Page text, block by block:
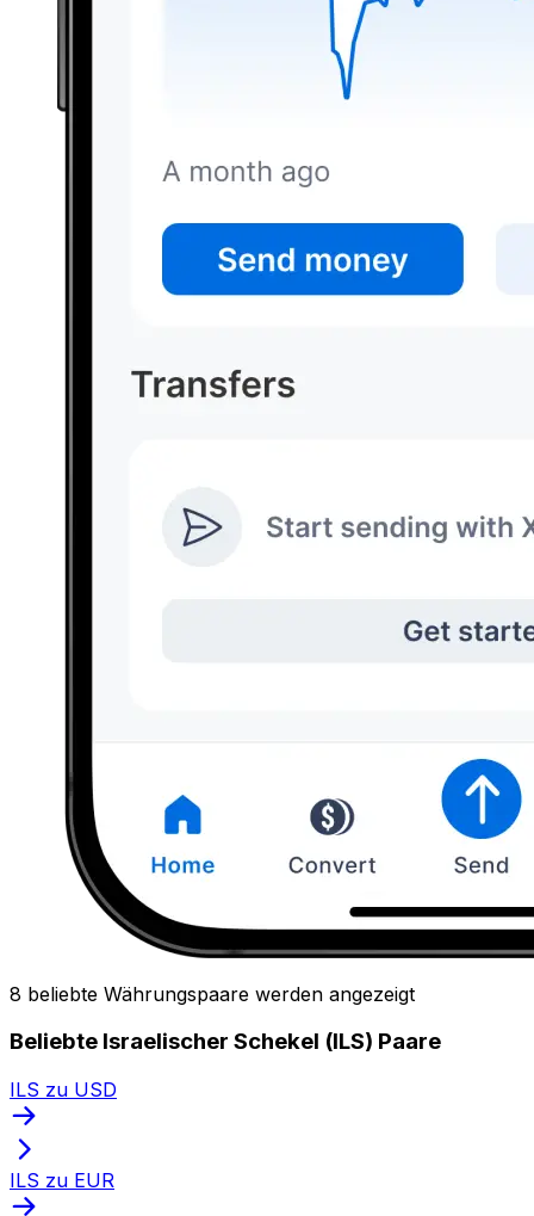
8 beliebte Währungspaare werden angezeigt
Beliebte Israelischer Schekel (ILS) Paare
ILS zu USD
ILS zu EUR